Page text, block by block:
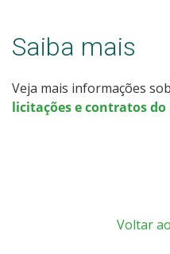
Saiba mais
Veja mais informações
licitações e contratos do
Voltar